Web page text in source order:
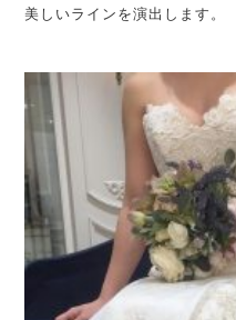
美しいラインを演出します。